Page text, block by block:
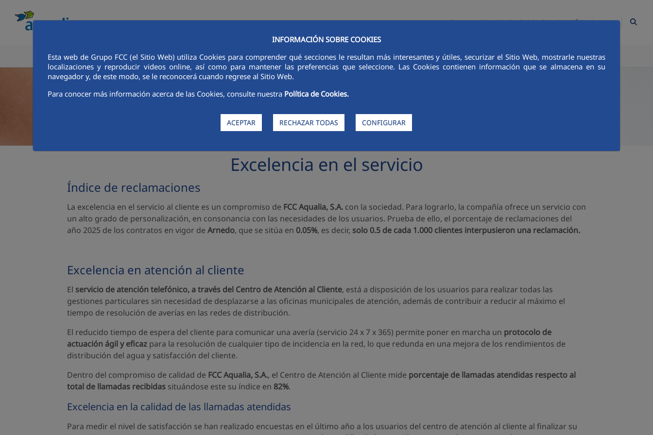
INFORMACIÓN SOBRE COOKIES
Esta web de Grupo FCC (el Sitio Web) utiliza Cookies para comprender qué secciones le resultan más interesantes y útiles, securizar el Sitio Web, mostrarle nuestras
localizaciones y reproducir videos online, así como para mantener las preferencias que seleccione. Las Cookies contienen información que se almacena en su
navegador y, de este modo, se le reconocerá cuando regrese al Sitio Web.
Para conocer más información acerca de las Cookies, consulte nuestra Política de Cookies.
ACEPTAR RECHAZAR TODAS CONFIGURAR
Contacto Mapa Web Empleados Canal Ético ES
CONOCE AQUALIA ANALISTAS E INVERSORES INNOVACIÓN DIGITALIZACIÓN SOSTENIBILIDAD ÉTICA E INTEGRIDAD COMUNICACIÓN
Excelencia en el servicio
Índice de reclamaciones
La excelencia en el servicio al cliente es un compromiso de FCC Aqualia, S.A. con la sociedad. Para lograrlo, la compañía ofrece un servicio con
un alto grado de personalización, en consonancia con las necesidades de los usuarios. Prueba de ello, el porcentaje de reclamaciones del
año 2025 de los contratos en vigor de Arnedo, que se sitúa en 0.05%, es decir, solo 0.5 de cada 1.000 clientes interpusieron una reclamación.
Excelencia en atención al cliente
El servicio de atención telefónico, a través del Centro de Atención al Cliente, está a disposición de los usuarios para realizar todas las
gestiones particulares sin necesidad de desplazarse a las oficinas municipales de atención, además de contribuir a reducir al máximo el
tiempo de resolución de averías en las redes de distribución.
El reducido tiempo de espera del cliente para comunicar una avería (servicio 24 x 7 x 365) permite poner en marcha un protocolo de
actuación ágil y eficaz para la resolución de cualquier tipo de incidencia en la red, lo que redunda en una mejora de los rendimientos de
distribución del agua y satisfacción del cliente.
Dentro del compromiso de calidad de FCC Aqualia, S.A., el Centro de Atención al Cliente mide porcentaje de llamadas atendidas respecto al
total de llamadas recibidas situándose este su índice en 82%.
Excelencia en la calidad de las llamadas atendidas
Para medir el nivel de satisfacción se han realizado encuestas en el último año a los usuarios del centro de atención al cliente al finalizar su